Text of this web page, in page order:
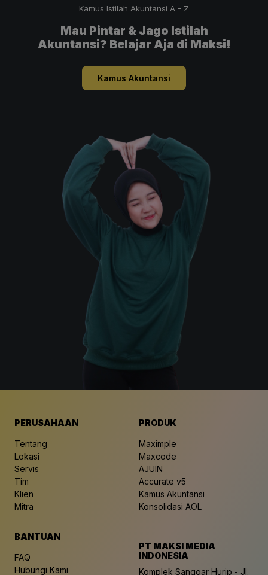
Kamus Istilah Akuntansi A - Z
Mau Pintar & Jago Istilah
Akuntansi? Belajar Aja di Maksi!
Kamus Akuntansi
PERUSAHAAN
Tentang
Lokasi
Servis
Tim
Klien
Mitra
PRODUK
Maximple
Maxcode
AJUIN
Accurate v5
Kamus Akuntansi
Konsolidasi AOL
BANTUAN
FAQ
Hubungi Kami
PT MAKSI MEDIA
INDONESIA
Komplek Sanggar Hurip - Jl.